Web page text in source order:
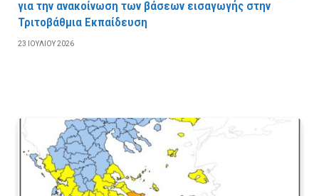
για την ανακοίνωση των βάσεων εισαγωγής στην
Τριτοβάθμια Εκπαίδευση
23 ΙΟΥΛΊΟΥ 2026